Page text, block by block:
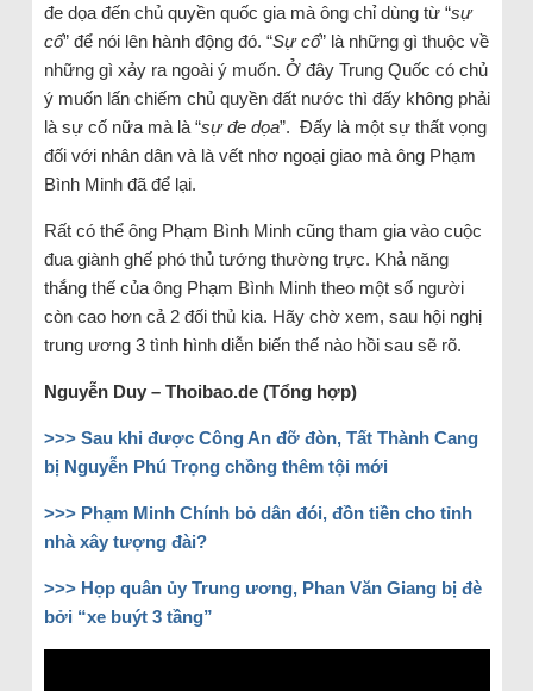
đe dọa đến chủ quyền quốc gia mà ông chỉ dùng từ “sự
cố” để nói lên hành động đó. “Sự cố” là những gì thuộc về
những gì xảy ra ngoài ý muốn. Ở đây Trung Quốc có chủ
ý muốn lấn chiếm chủ quyền đất nước thì đấy không phải
là sự cố nữa mà là “sự đe dọa”. Đấy là một sự thất vọng
đối với nhân dân và là vết nhơ ngoại giao mà ông Phạm
Bình Minh đã để lại.
Rất có thể ông Phạm Bình Minh cũng tham gia vào cuộc
đua giành ghế phó thủ tướng thường trực. Khả năng
thắng thế của ông Phạm Bình Minh theo một số người
còn cao hơn cả 2 đối thủ kia. Hãy chờ xem, sau hội nghị
trung ương 3 tình hình diễn biến thế nào hồi sau sẽ rõ.
Nguyễn Duy – Thoibao.de (Tổng hợp)
>>> Sau khi được Công An đỡ đòn, Tất Thành Cang
bị Nguyễn Phú Trọng chồng thêm tội mới
>>> Phạm Minh Chính bỏ dân đói, đồn tiền cho tỉnh
nhà xây tượng đài?
>>> Họp quân ủy Trung ương, Phan Văn Giang bị đè
bởi “xe buýt 3 tầng”